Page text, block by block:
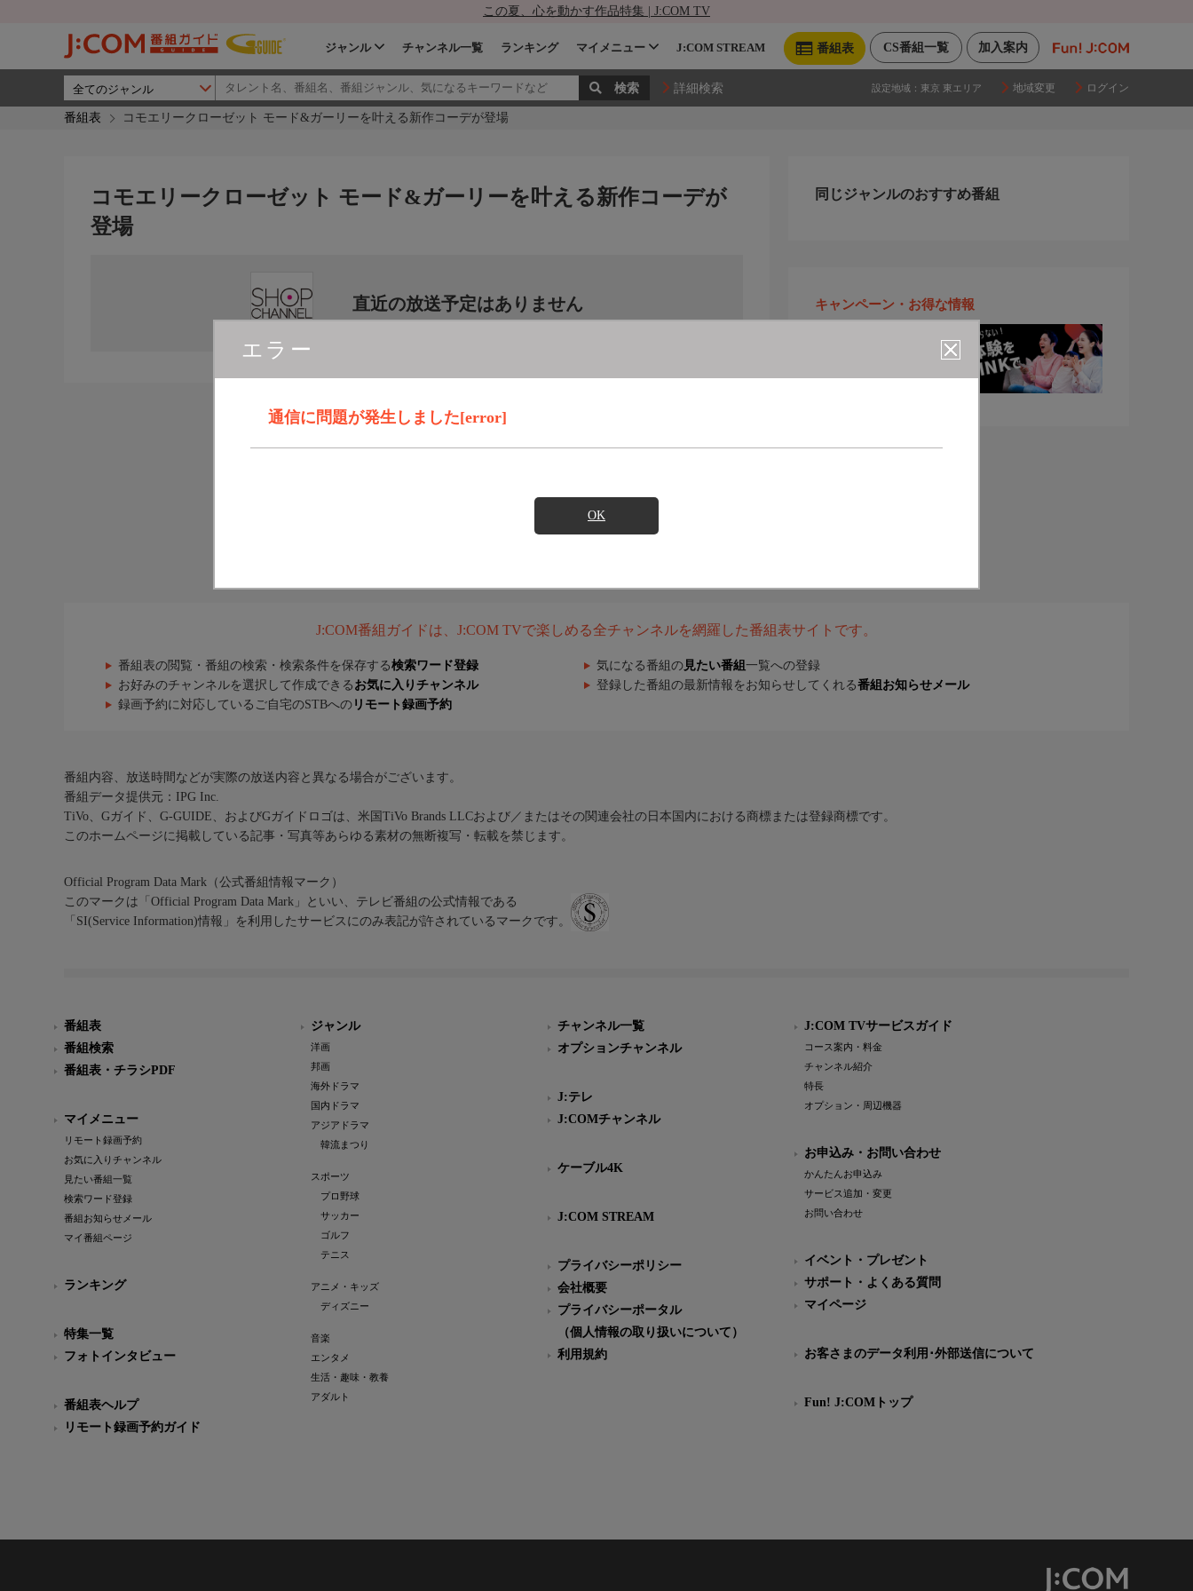
この夏、心を動かす作品特集 | J:COM TV
加入案内
CS番組一覧
番組表
ジャンル チャンネル一覧 ランキング マイメニュー J:COM STREAM
詳細検索 設定地域： 東京 東エリア 地域変更 ログイン
番組表 コモエリークローゼット モード&ガーリーを叶える新作コーデが登場
エラー
通信に問題が発生しました[error]
OK
コモエリークローゼット モード&ガーリーを叶える新作コーデが
登場
直近の放送予定はありません
同じジャンルのおすすめ番組
キャンペーン・お得な情報
J:COM番組ガイドは、J:COM TVで楽しめる全チャンネルを網羅した番組表サイトです。
番組表の閲覧・番組の検索・検索条件を保存する検索ワード登録 気になる番組の 見たい番組 一覧への登録
お好みのチャンネルを選択して作成できる お気に入りチャンネル 登録した番組の最新情報をお知らせしてくれる番組お知らせメール
録画予約に対応しているご自宅のSTBへの リモート録画予約
番組内容、放送時間などが実際の放送内容と異なる場合がございます。
番組データ提供元：IPG Inc.
TiVo、Gガイド、G-GUIDE、およびGガイドロゴは、米国TiVo Brands LLCおよび／またはその関連会社の日本国内における商標または登録商標です。
このホームページに掲載している記事・写真等あらゆる素材の無断複写・転載を禁じます。
Official Program Data Mark（公式番組情報マーク）
このマークは「Official Program Data Mark」といい、テレビ番組の公式情報である
「SI(Service Information)情報」を利用したサービスにのみ表記が許されているマークです。
番組表
番組検索
番組表・チラシPDF
マイメニュー
リモート録画予約
お気に入りチャンネル
見たい番組一覧
検索ワード登録
番組お知らせメール
マイ番組ページ
ランキング
特集一覧
フォトインタビュー
番組表ヘルプ
リモート録画予約ガイド
ジャンル
洋画
邦画
海外ドラマ
国内ドラマ
アジアドラマ
韓流まつり
スポーツ
プロ野球
サッカー
ゴルフ
テニス
アニメ・キッズ
ディズニー
音楽
エンタメ
生活・趣味・教養
アダルト
チャンネル一覧
オプションチャンネル
J:テレ
J:COMチャンネル
ケーブル4K
J:COM STREAM
プライバシーポリシー
会社概要
プライバシーポータル
（個人情報の取り扱いについて）
利用規約
J:COM TVサービスガイド
コース案内・料金
チャンネル紹介
特長
オプション・周辺機器
お申込み・お問い合わせ
かんたんお申込み
サービス追加・変更
お問い合わせ
イベント・プレゼント
サポート・よくある質問
マイページ
お客さまのデータ利用･外部送信について
Fun! J:COMトップ